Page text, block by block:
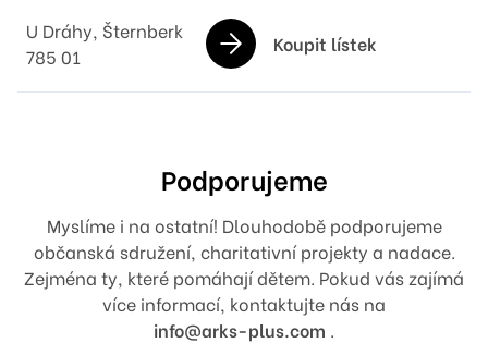
U Dráhy, Šternberk
785 01
Koupit lístek
Podporujeme
Myslíme i na ostatní! Dlouhodobě podporujeme
občanská sdružení, charitativní projekty a nadace.
Zejména ty, které pomáhají dětem. Pokud vás zajímá
více informací, kontaktujte nás na
info@arks-plus.com .